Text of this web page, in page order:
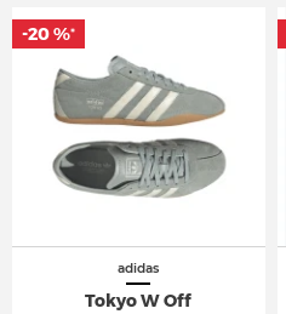
adidas
Tokyo W Off
-20 %*
-20 %*